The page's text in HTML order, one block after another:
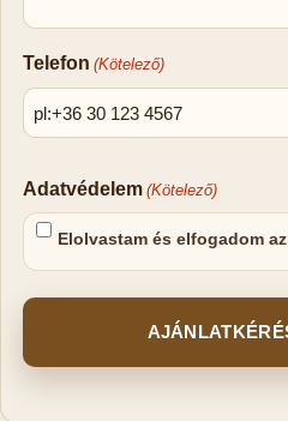
Telefon (Kötelező)
Adatvédelem (Kötelező)
Elolvastam és elfogadom az